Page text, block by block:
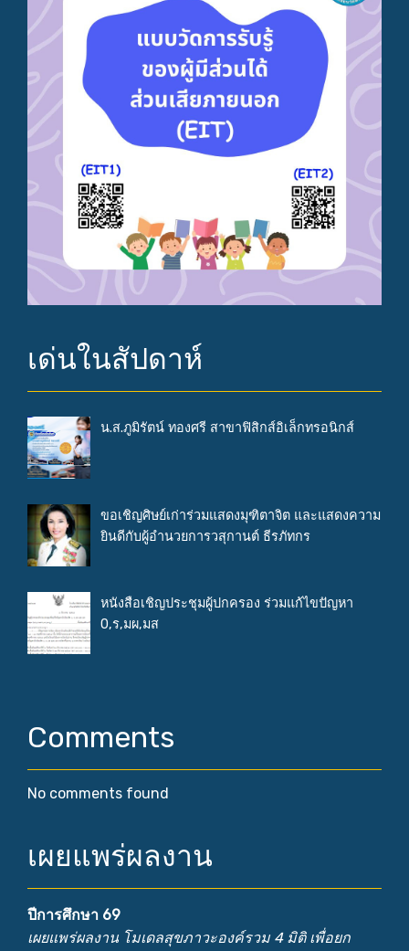
เด่นในสัปดาห์
น.ส.ภูมิรัตน์ ทองศรี สาขาฟิสิกส์อิเล็กทรอนิกส์
ขอเชิญศิษย์เก่าร่วมแสดงมุฑิตาจิต และแสดงความ
ยินดีกับผู้อำนวยการวสุกานต์ ธีรภัทกร
หนังสือเชิญประชุมผู้ปกครอง ร่วมแก้ไขปัญหา
0,ร,มผ,มส
Comments
No comments found
เผยแพร่ผลงาน
ปีการศึกษา 69
เผยแพร่ผลงาน โมเดลสุขภาวะองค์รวม 4 มิติ เพื่อยก